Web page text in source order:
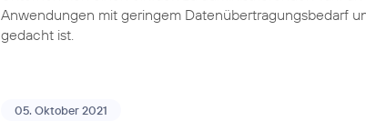
Anwendungen mit geringem Datenübertragungsbedarf
gedacht ist.
05. Oktober 2021